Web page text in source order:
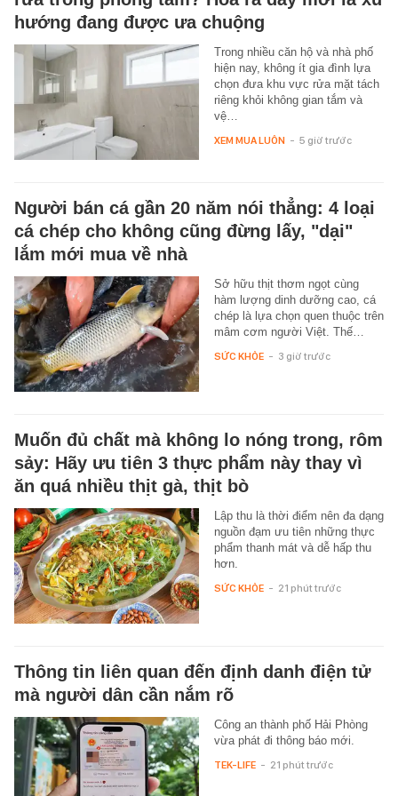
hướng đang được ưa chuộng
Trong nhiều căn hộ và nhà phố
hiện nay, không ít gia đình lựa
chọn đưa khu vực rửa mặt tách
riêng khỏi không gian tắm và
vệ…
XEM MUA LUÔN - 5 giờ trước
Người bán cá gần 20 năm nói thẳng: 4 loại
cá chép cho không cũng đừng lấy, "dại"
lắm mới mua về nhà
Sở hữu thịt thơm ngọt cùng
hàm lượng dinh dưỡng cao, cá
chép là lựa chọn quen thuộc trên
mâm cơm người Việt. Thế…
SỨC KHỎE - 3 giờ trước
Muốn đủ chất mà không lo nóng trong, rôm
sảy: Hãy ưu tiên 3 thực phẩm này thay vì
ăn quá nhiều thịt gà, thịt bò
Lập thu là thời điểm nên đa dạng
nguồn đạm ưu tiên những thực
phẩm thanh mát và dễ hấp thu
hơn.
SỨC KHỎE - 21 phút trước
Thông tin liên quan đến định danh điện tử
mà người dân cần nắm rõ
Công an thành phố Hải Phòng
vừa phát đi thông báo mới.
TEK-LIFE - 21 phút trước